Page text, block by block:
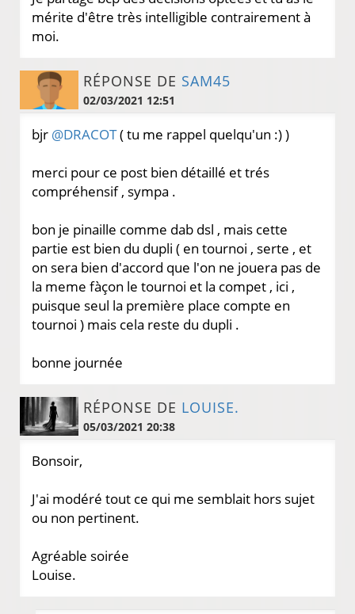
mérite d'être très intelligible contrairement à
moi.
RÉPONSE DE SAM45
02/03/2021 12:51
bjr @DRACOT( tu me rappel quelqu'un :) )
merci pour ce post bien détaillé et trés
compréhensif , sympa .
bon je pinaille comme dab dsl , mais cette
partie est bien du dupli ( en tournoi , serte , et
on sera bien d'accord que l'on ne jouera pas de
la meme fàçon le tournoi et la compet , ici ,
puisque seul la première place compte en
tournoi ) mais cela reste du dupli .
bonne journée
RÉPONSE DE LOUISE.
05/03/2021 20:38
Bonsoir,
J'ai modéré tout ce qui me semblait hors sujet
ou non pertinent.
Agréable soirée
Louise.